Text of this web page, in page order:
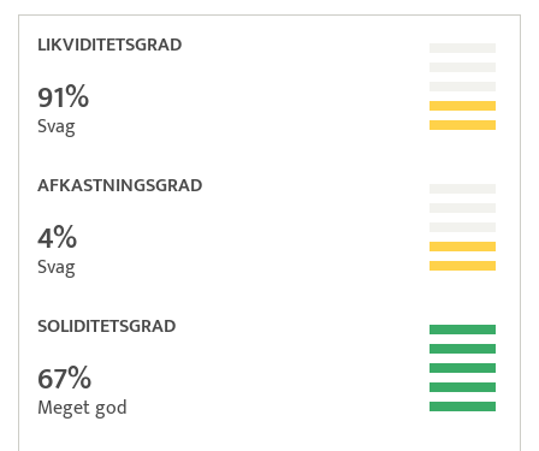
LIKVIDITETSGRAD
91%
Svag
AFKASTNINGSGRAD
4%
Svag
SOLIDITETSGRAD
67%
Meget god